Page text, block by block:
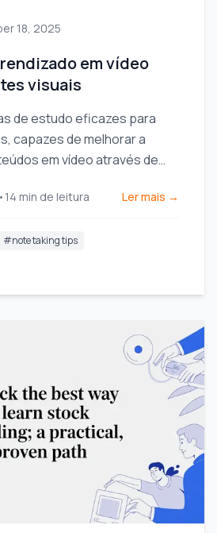
18, 2025
em vídeo
visuais
de estudo eficazes para
capazes de melhorar a
em vídeo através de
• 14 min de leitura Ler mais →
#note taking tips